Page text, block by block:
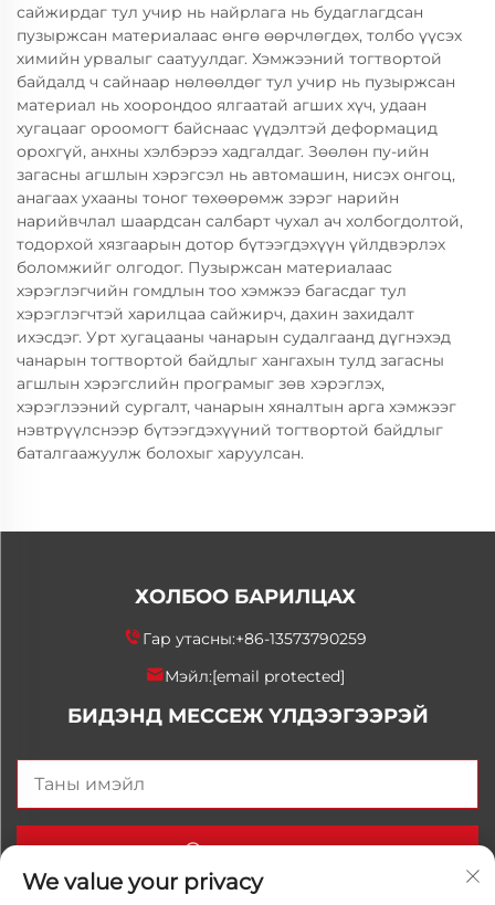
сайжирдаг тул учир нь найрлага нь будаглагдсан
пузыржсан материалаас өнгө өөрчлөгдөх, толбо үүсэх
химийн урвалыг саатуулдаг. Хэмжээний тогтвортой
байдалд ч сайнаар нөлөөлдөг тул учир нь пузыржсан
материал нь хоорондоо ялгаатай агших хүч, удаан
хугацааг ороомогт байснаас үүдэлтэй деформацид
орохгүй, анхны хэлбэрээ хадгалдаг. Зөөлөн пу-ийн
загасны агшлын хэрэгсэл нь автомашин, нисэх онгоц,
анагаах ухааны тоног төхөөрөмж зэрэг нарийн
нарийвчлал шаардсан салбарт чухал ач холбогдолтой,
тодорхой хязгаарын дотор бүтээгдэхүүн үйлдвэрлэх
боломжийг олгодог. Пузыржсан материалаас
хэрэглэгчийн гомдлын тоо хэмжээ багасдаг тул
хэрэглэгчтэй харилцаа сайжирч, дахин захидалт
ихэсдэг. Урт хугацааны чанарын судалгаанд дүгнэхэд
чанарын тогтвортой байдлыг хангахын тулд загасны
агшлын хэрэгслийн програмыг зөв хэрэглэх,
хэрэглээний сургалт, чанарын хяналтын арга хэмжээг
нэвтрүүлснээр бүтээгдэхүүний тогтвортой байдлыг
баталгаажуулж болохыг харуулсан.
ХОЛБОО БАРИЛЦАХ
Гар утасны:+86-13573790259
Мэйл:[email protected]
БИДЭНД МЕССЕЖ ҮЛДЭЭГЭЭРЭЙ
Одоо илгээх
We value your privacy